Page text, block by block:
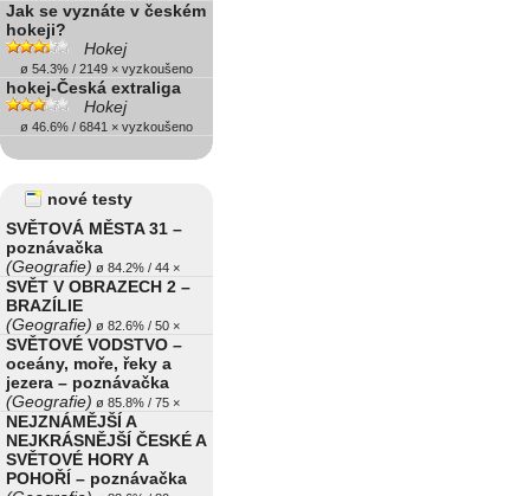
Jak se vyznáte v českém
hokeji?
Hokej
ø 54.3% / 2149 × vyzkoušeno
hokej-Česká extraliga
Hokej
ø 46.6% / 6841 × vyzkoušeno
nové testy
SVĚTOVÁ MĚSTA 31 –
poznávačka
(Geografie) ø 84.2% / 44 ×
SVĚT V OBRAZECH 2 –
BRAZÍLIE
(Geografie) ø 82.6% / 50 ×
SVĚTOVÉ VODSTVO –
oceány, moře, řeky a
jezera – poznávačka
(Geografie) ø 85.8% / 75 ×
NEJZNÁMĚJŠÍ A
NEJKRÁSNĚJŠÍ ČESKÉ A
SVĚTOVÉ HORY A
POHOŘÍ – poznávačka